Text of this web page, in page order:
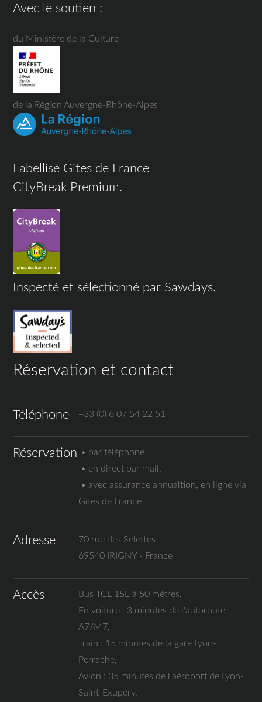
Avec le soutien :
du Ministère de la Culture
de la Région Auvergne-Rhône-Alpes
Labellisé Gites de France
CityBreak Premium.
Inspecté et sélectionné par Sawdays.
Réservation et contact
Téléphone +33 (0) 6 07 54 22 51
Réservation • par téléphone
• en direct par mail.
• avec assurance annualtion, en ligne via
Gites de France
Adresse
70 rue des Selettes
69540 IRIGNY - France
Accès
Bus TCL 15E à 50 mètres,
En voiture : 3 minutes de l'autoroute
A7/M7,
Train : 15 minutes de la gare Lyon-
Perrache,
Avion : 35 minutes de l'aéroport de Lyon-
Saint-Exupéry.